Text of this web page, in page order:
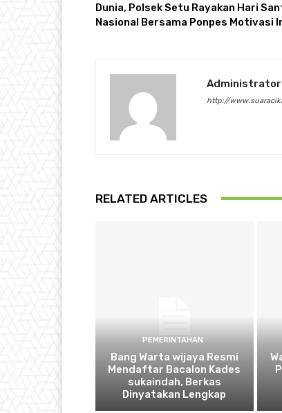
Dunia, Polsek Setu Rayakan Hari
Nasional Bersama Ponpes Motivasi
Administrator
http://
RELATED ARTICLES
PEMERINTAHAN
Bang Warta wijaya Resmi
Mendaftar Bacalon Kades
sukaindah, Berkas
Dinyatakan Lengkap